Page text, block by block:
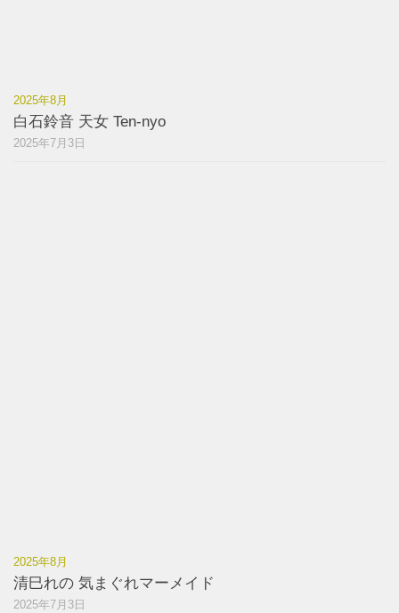
2025年8月
白石鈴音 天女 Ten-nyo
2025年7月3日
2025年8月
清巳れの 気まぐれマーメイド
2025年7月3日